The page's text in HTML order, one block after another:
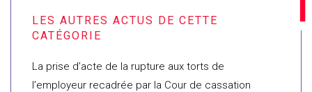
La prise d’acte de la rupture aux torts de
l’employeur recadrée par la Cour de cassation